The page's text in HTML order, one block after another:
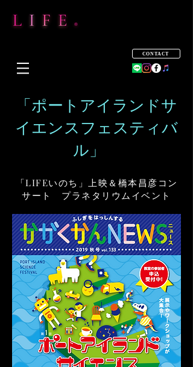
CONTACT
「ポートアイランドサ
イエンスフェスティバ
ル」
「LIFEいのち」上映＆橋本昌彦コン
サート プラネタリウムイベント